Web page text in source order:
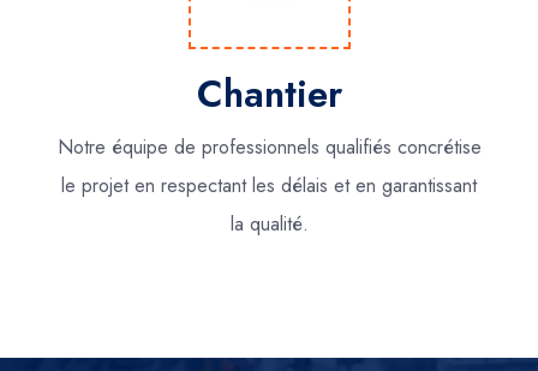
Chantier
Notre équipe de professionnels qualifiés concrétise
le projet en respectant les délais et en garantissant
la qualité.